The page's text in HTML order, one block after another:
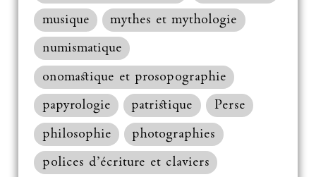
musique
mythes et mythologie
numismatique
onomastique et prosopographie
papyrologie
patristique
Perse
philosophie
photographies
polices d’écriture et claviers